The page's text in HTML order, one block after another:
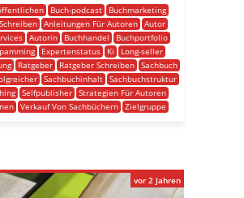
Buch-podcast
Buchmarketing
Anleitungen Für Autoren
Autor
Autorin Buchhandel
Buchportfolio
Expertenstatus Ki
Long-seller
Ratgeber Ratgeber Schreiben Sachbuch
Sachbuchinhalt
Sachbuchstruktur
Selfpublisher
Strategien Für Autoren
Verkauf Von Sachbüchern Zielgruppe
vor 2 Jahren